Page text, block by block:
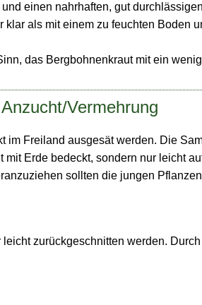
einen nahrhaften, gut
klar als mit einem zu feuchten Boden
das Bergbohnenkraut mit ein
Vermehrung
im Freiland ausgesät werden. Die
mit Erde bedeckt, sondern nur leicht
sollten die jungen
zurückgeschnitten werden.